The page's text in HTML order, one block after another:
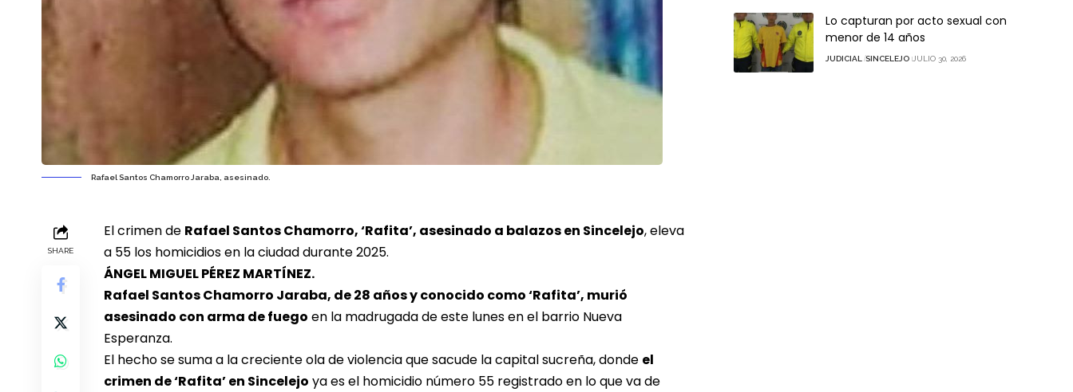
Rafael Santos Chamorro Jaraba, asesinado.
SHARE
El crimen de Rafael Santos Chamorro, ‘Rafita’, asesinado a balazos en Sincelejo, eleva
a 55 los homicidios en la ciudad durante 2025.
ÁNGEL MIGUEL PÉREZ MARTÍNEZ.
Rafael Santos Chamorro Jaraba, de 28 años y conocido como ‘Rafita’, murió
asesinado con arma de fuego en la madrugada de este lunes en el barrio Nueva
Esperanza.
El hecho se suma a la creciente ola de violencia que sacude la capital sucreña, donde el
crimen de ‘Rafita’ en Sincelejo ya es el homicidio número 55 registrado en lo que va de
Lo capturan por acto sexual con
menor de 14 años
JUDICIAL SINCELEJO JULIO 30, 2026